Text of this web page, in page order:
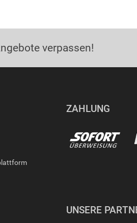
verpassen!
ZAHLUNG
UNSERE